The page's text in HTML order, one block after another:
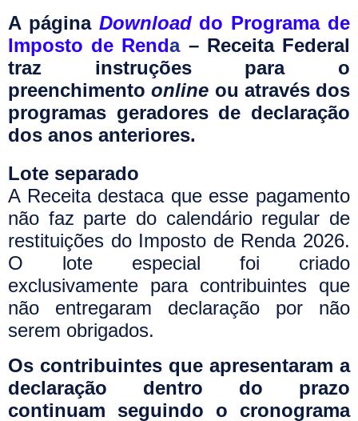
A página Downloaddo Programa de
Imposto de Renda– Receita Federal
traz instruções para o
preenchimentoonline ou através dos
programas geradores de declaração
dos anos anteriores.
Lote separado
A Receita destaca que esse pagamento
não faz parte do calendário regular de
restituições do Imposto de Renda 2026.
O lote especial foi criado
exclusivamente para contribuintes que
não entregaram declaração por não
serem obrigados.
Os contribuintes que apresentaram a
declaração dentro do prazo
continuam seguindo o cronograma